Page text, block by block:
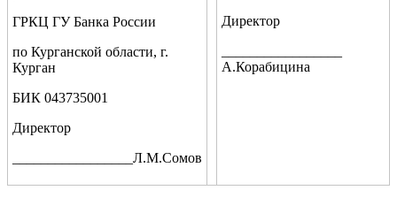
ГРКЦ ГУ Банка России
по Курганской области, г.
Курган
БИК 043735001
Директор
_________________Л.М.Сомов
Директор
А.Корабицина